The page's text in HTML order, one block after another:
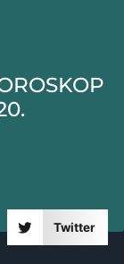
Twitter